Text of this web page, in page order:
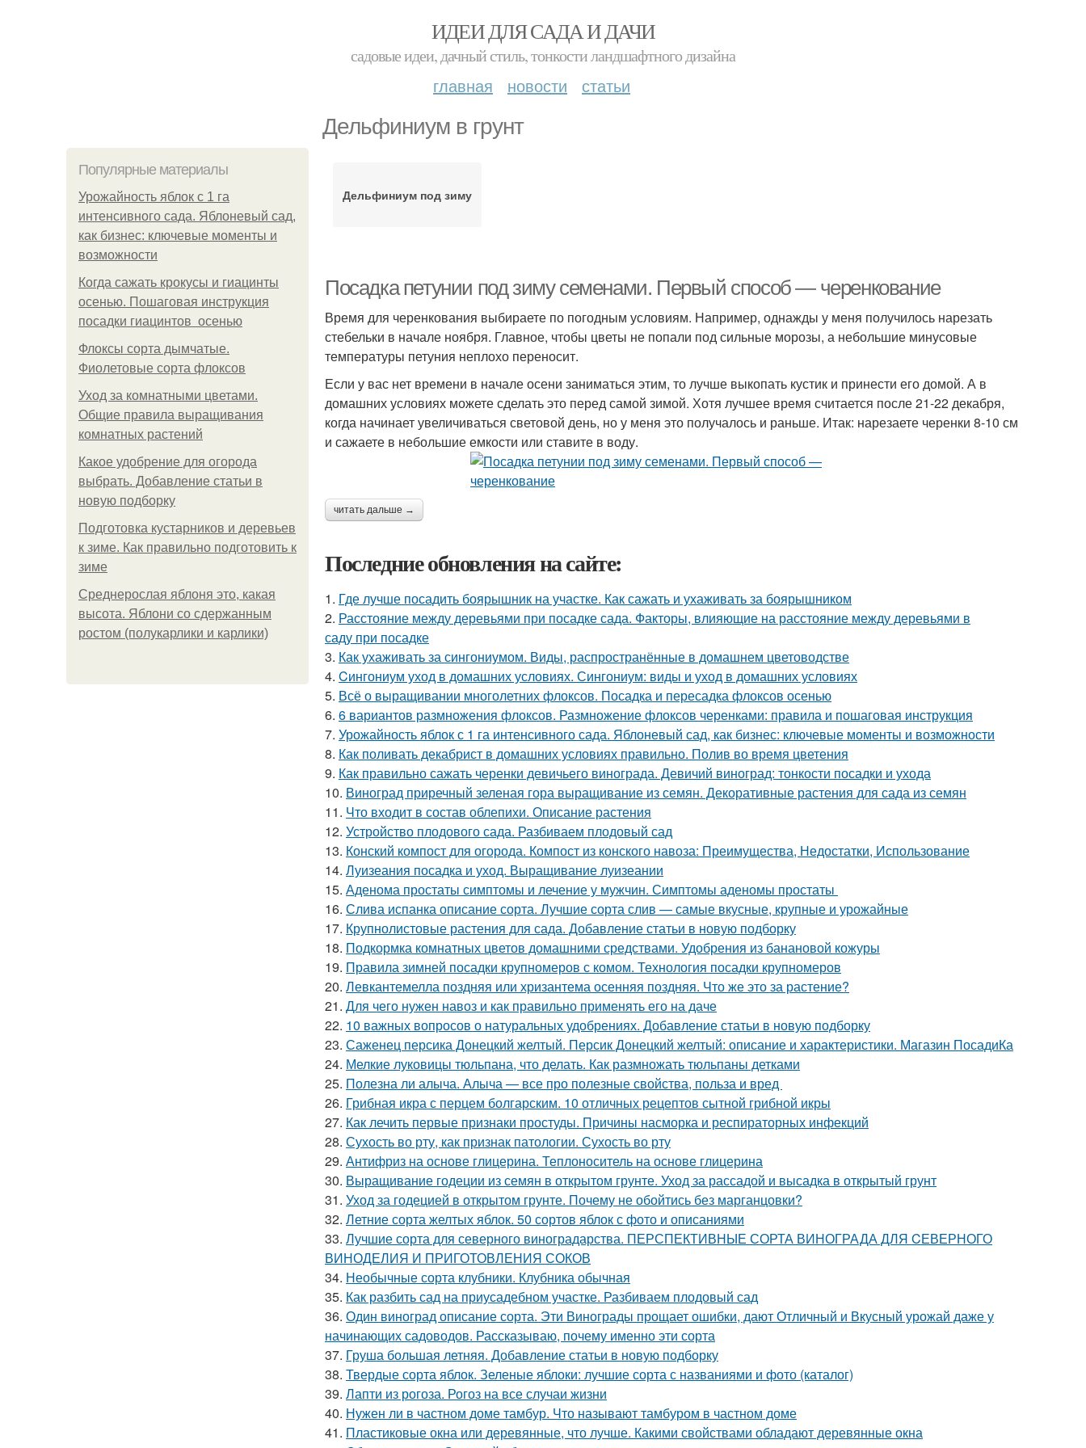
ИДЕИ ДЛЯ САДА И ДАЧИ
садовые идеи, дачный стиль, тонкости ландшафтного дизайна
главная новости статьи
Дельфиниум в грунт
Популярные материалы
Урожайность яблок с 1 га
интенсивного сада. Яблоневый сад,
как бизнес: ключевые моменты и
возможности
Когда сажать крокусы и гиацинты
осенью. Пошаговая инструкция
посадки гиацинтов осенью
Флоксы сорта дымчатые.
Фиолетовые сорта флоксов
Уход за комнатными цветами.
Общие правила выращивания
комнатных растений
Какое удобрение для огорода
выбрать. Добавление статьи в
новую подборку
Подготовка кустарников и деревьев
к зиме. Как правильно подготовить к
зиме
Среднерослая яблоня это, какая
высота. Яблони со сдержанным
ростом (полукарлики и карлики)
Дельфиниум под зиму
Посадка петунии под зиму семенами. Первый способ — черенкование
Время для черенкования выбираете по погодным условиям. Например, однажды у меня получилось нарезать
стебельки в начале ноября. Главное, чтобы цветы не попали под сильные морозы, а небольшие минусовые
температуры петуния неплохо переносит.
Если у вас нет времени в начале осени заниматься этим, то лучше выкопать кустик и принести его домой. А в
домашних условиях можете сделать это перед самой зимой. Хотя лучшее время считается после 21-22 декабря,
когда начинает увеличиваться световой день, но у меня это получалось и раньше. Итак: нарезаете черенки 8-10 см
и сажаете в небольшие емкости или ставите в воду.
читать дальше →
Последние обновления на сайте:
1. Где лучше посадить боярышник на участке. Как сажать и ухаживать за боярышником
2. Расстояние между деревьями при посадке сада. Факторы, влияющие на расстояние между деревьями в
саду при посадке
3. Как ухаживать за сингониумом. Виды, распространённые в домашнем цветоводстве
4. Cингониум уход в домашних условиях. Сингониум: виды и уход в домашних условиях
5. Всё о выращивании многолетних флоксов. Посадка и пересадка флоксов осенью
6. 6 вариантов размножения флоксов. Размножение флоксов черенками: правила и пошаговая инструкция
7. Урожайность яблок с 1 га интенсивного сада. Яблоневый сад, как бизнес: ключевые моменты и возможности
8. Как поливать декабрист в домашних условиях правильно. Полив во время цветения
9. Как правильно сажать черенки девичьего винограда. Девичий виноград: тонкости посадки и ухода
10. Виноград приречный зеленая гора выращивание из семян. Декоративные растения для сада из семян
11. Что входит в состав облепихи. Описание растения
12. Устройство плодового сада. Разбиваем плодовый сад
13. Конский компост для огорода. Компост из конского навоза: Преимущества, Недостатки, Использование
14. Луизеания посадка и уход. Выращивание луизеании
15. Аденома простаты симптомы и лечение у мужчин. Симптомы аденомы простаты
16. Слива испанка описание сорта. Лучшие сорта слив — самые вкусные, крупные и урожайные
17. Крупнолистовые растения для сада. Добавление статьи в новую подборку
18. Подкормка комнатных цветов домашними средствами. Удобрения из банановой кожуры
19. Правила зимней посадки крупномеров с комом. Технология посадки крупномеров
20. Левкантемелла поздняя или хризантема осенняя поздняя. Что же это за растение?
21. Для чего нужен навоз и как правильно применять его на даче
22. 10 важных вопросов о натуральных удобрениях. Добавление статьи в новую подборку
23. Саженец персика Донецкий желтый. Персик Донецкий желтый: описание и характеристики. Магазин ПосадиКа
24. Мелкие луковицы тюльпана, что делать. Как размножать тюльпаны детками
25. Полезна ли алыча. Алыча — все про полезные свойства, польза и вред
26. Грибная икра с перцем болгарским. 10 отличных рецептов сытной грибной икры
27. Как лечить первые признаки простуды. Причины насморка и респираторных инфекций
28. Сухость во рту, как признак патологии. Сухость во рту
29. Антифриз на основе глицерина. Теплоноситель на основе глицерина
30. Выращивание годеции из семян в открытом грунте. Уход за рассадой и высадка в открытый грунт
31. Уход за годецией в открытом грунте. Почему не обойтись без марганцовки?
32. Летние сорта желтых яблок. 50 сортов яблок с фото и описаниями
33. Лучшие сорта для северного виноградарства. ПЕРСПЕКТИВНЫЕ СОРТА ВИНОГРАДА ДЛЯ CЕВЕРНОГО
ВИНОДЕЛИЯ И ПРИГОТОВЛЕНИЯ СОКОВ
34. Необычные сорта клубники. Клубника обычная
35. Как разбить сад на приусадебном участке. Разбиваем плодовый сад
36. Один виноград описание сорта. Эти Винограды прощает ошибки, дают Отличный и Вкусный урожай даже у
начинающих садоводов. Рассказываю, почему именно эти сорта
37. Груша большая летняя. Добавление статьи в новую подборку
38. Твердые сорта яблок. Зеленые яблоки: лучшие сорта с названиями и фото (каталог)
39. Лапти из рогоза. Рогоз на все случаи жизни
40. Нужен ли в частном доме тамбур. Что называют тамбуром в частном доме
41. Пластиковые окна или деревянные, что лучше. Какими свойствами обладают деревянные окна